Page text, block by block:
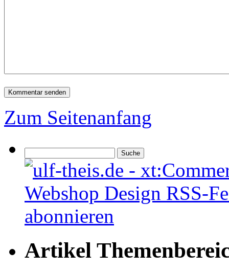
Zum Seitenanfang
Artikel